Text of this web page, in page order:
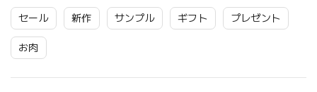
セール 新作 サンプル ギフト プレゼント
お肉